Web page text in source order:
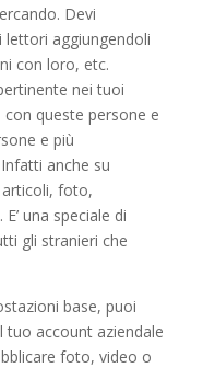
Devi
aggiungendoli
con loro, etc.
nei tuoi
queste persone e
e più
anche su
foto,
una speciale di
gli stranieri che
base, puoi
account aziendale
foto, video o